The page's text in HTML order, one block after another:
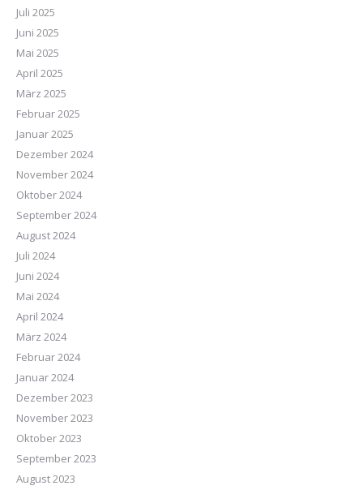
Juli 2025
Juni 2025
Mai 2025
April 2025
März 2025
Februar 2025
Januar 2025
Dezember 2024
November 2024
Oktober 2024
September 2024
August 2024
Juli 2024
Juni 2024
Mai 2024
April 2024
März 2024
Februar 2024
Januar 2024
Dezember 2023
November 2023
Oktober 2023
September 2023
August 2023